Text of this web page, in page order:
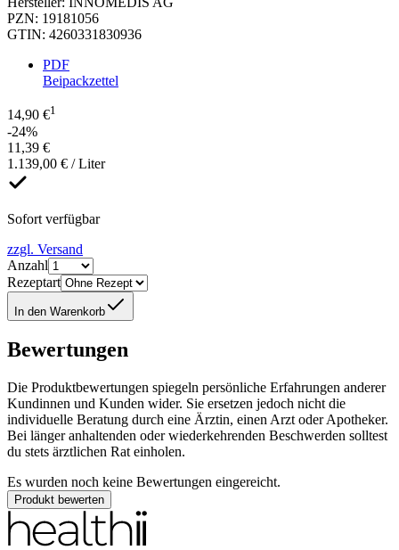
PZN: 19181056
GTIN: 4260331830936
PDF
Beipackzettel
14,90 €1
-24%
11,39 €
1.139,00 € / Liter
Sofort verfügbar
zzgl. Versand
Anzahl
Rezeptart
In den Warenkorb
Bewertungen
Die Produktbewertungen spiegeln persönliche Erfahrungen anderer
Kundinnen und Kunden wider. Sie ersetzen jedoch nicht die
individuelle Beratung durch eine Ärztin, einen Arzt oder Apotheker.
Bei länger anhaltenden oder wiederkehrenden Beschwerden solltest
du stets ärztlichen Rat einholen.
Es wurden noch keine Bewertungen eingereicht.
Produkt bewerten